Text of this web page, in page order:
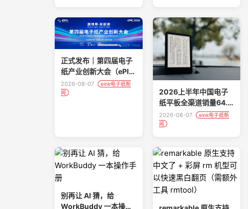
正式发布｜第四届电子
纸产业创新大会（ePIC
2026）完整议程
2026-08-07
eink电子纸新
闻
2026上半年中国电子
纸平板全渠道销量64.6
万台，同比下降22.1%
2026-08-07
eink电子纸新
闻
别再让 AI 猜，给
WorkBuddy 一本操作